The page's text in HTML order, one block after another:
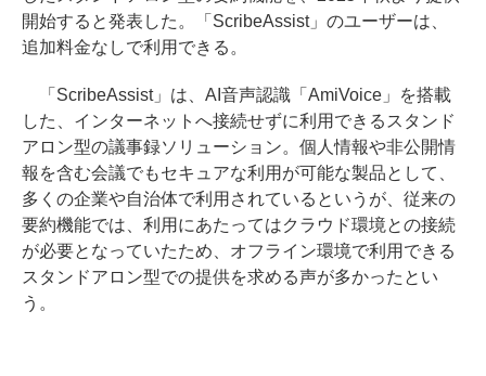
開始すると発表した。「ScribeAssist」のユーザーは、
追加料金なしで利用できる。
「ScribeAssist」は、AI音声認識「AmiVoice」を搭載
した、インターネットへ接続せずに利用できるスタンド
アロン型の議事録ソリューション。個人情報や非公開情
報を含む会議でもセキュアな利用が可能な製品として、
多くの企業や自治体で利用されているというが、従来の
要約機能では、利用にあたってはクラウド環境との接続
が必要となっていたため、オフライン環境で利用できる
スタンドアロン型での提供を求める声が多かったとい
う。